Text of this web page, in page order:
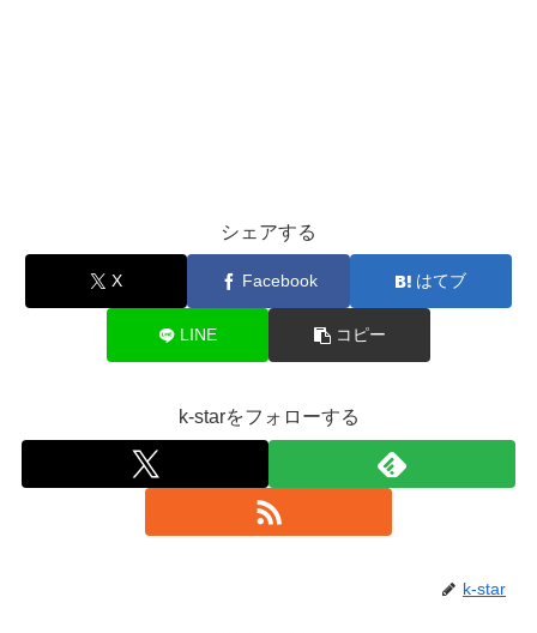
シェアする
X Facebook はてブ
LINE コピー
k-starをフォローする
k-star